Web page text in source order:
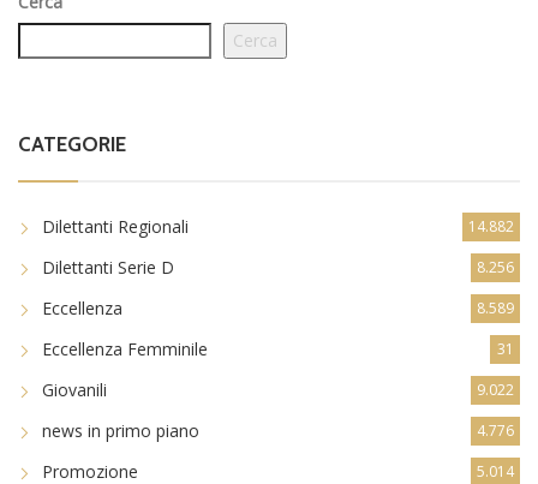
Cerca
CATEGORIE
Dilettanti Regionali 14.882
Dilettanti Serie D 8.256
Eccellenza 8.589
Eccellenza Femminile 31
Giovanili 9.022
news in primo piano 4.776
Promozione 5.014